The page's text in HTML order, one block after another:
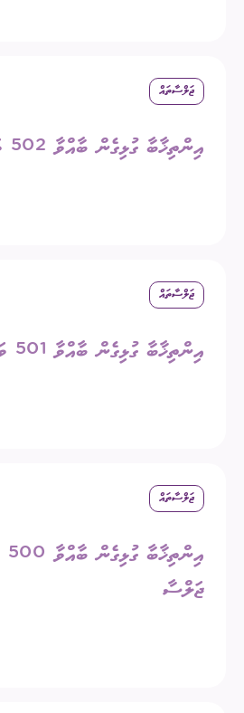
ޖަލްސާތައް
އިންތިޚާބާ ގުޅިގެން ބާއްވާ 502 ވަނަ ޚާއްޞަ ޖަލްސާ
ޖަލްސާތައް
އިންތިޚާބާ ގުޅިގެން ބާއްވާ 501 ވަނަ ޚާއްޞަ ޖަލްސާ
ޖަލްސާތައް
ޖަލްސާ